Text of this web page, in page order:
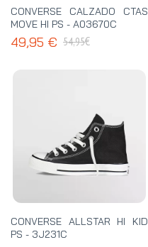
CONVERSE CALZADO CTAS
MOVE HI PS - A03670C
49,95 € 54,95€
CONVERSE ALLSTAR HI KID
PS - 3J231C